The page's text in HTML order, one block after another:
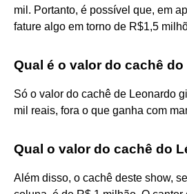
mil. Portanto, é possível que, em
fature algo em torno de R$1,5
Qual é o valor do cachê
Só o valor do cachê de Leonardo
mil reais, fora o que ganha com
Qual o valor do cachê do
Além disso, o cachê deste show,